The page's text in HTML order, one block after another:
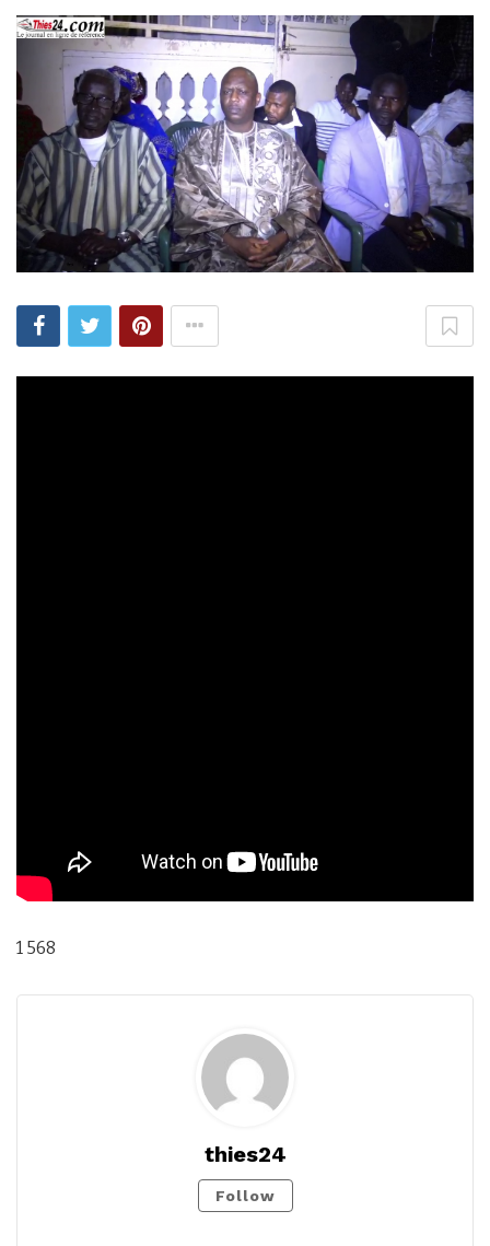
1 568
thies24
Follow